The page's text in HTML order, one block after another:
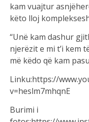
kam vuajtur
këto lloj
“Unë kam dashur
njerëzit e mi t’i kem
më këdo që kam
Linku:https://
v=heslm7mhqnE
Burimi i